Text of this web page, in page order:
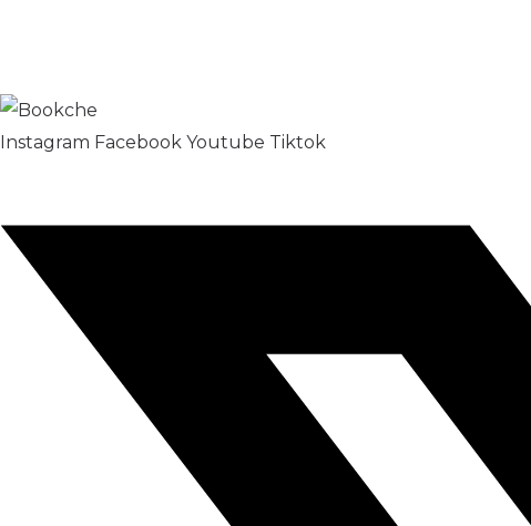
Instagram Facebook Youtube Tiktok